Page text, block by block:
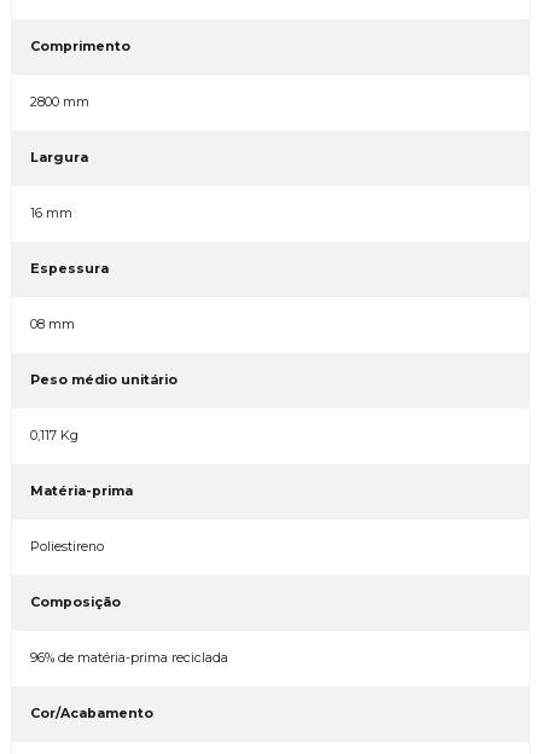
Comprimento
2800 mm
Largura
16 mm
Espessura
08 mm
Peso médio unitário
0,117 Kg
Matéria-prima
Poliestireno
Composição
96% de matéria-prima reciclada
Cor/Acabamento